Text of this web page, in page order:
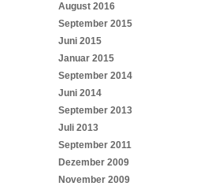
August 2016
September 2015
Juni 2015
Januar 2015
September 2014
Juni 2014
September 2013
Juli 2013
September 2011
Dezember 2009
November 2009